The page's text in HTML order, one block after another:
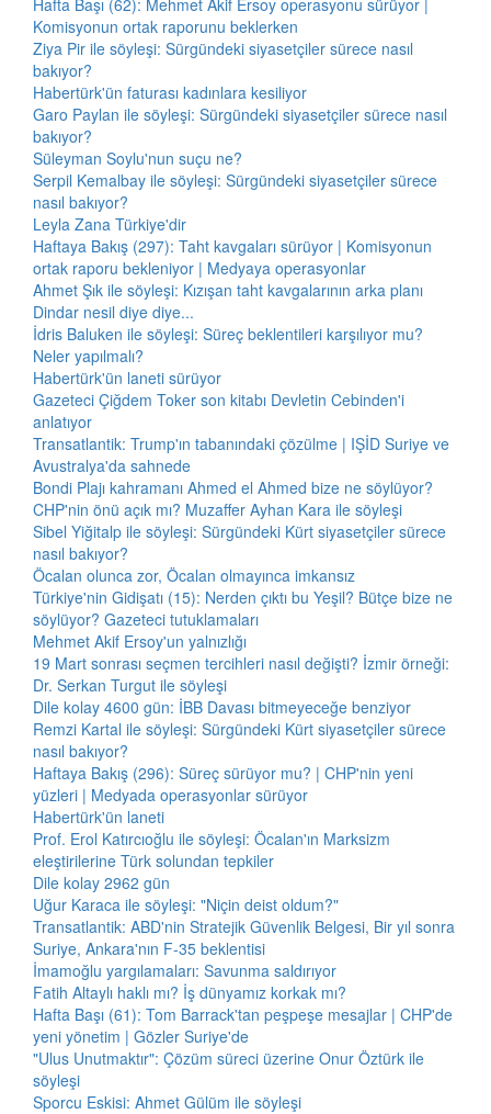
Hafta Başı (62): Mehmet Akif Ersoy operasyonu sürüyor |
Komisyonun ortak raporunu beklerken
Ziya Pir ile söyleşi: Sürgündeki siyasetçiler sürece nasıl
bakıyor?
Habertürk'ün faturası kadınlara kesiliyor
Garo Paylan ile söyleşi: Sürgündeki siyasetçiler sürece nasıl
bakıyor?
Süleyman Soylu'nun suçu ne?
Serpil Kemalbay ile söyleşi: Sürgündeki siyasetçiler sürece
nasıl bakıyor?
Leyla Zana Türkiye'dir
Haftaya Bakış (297): Taht kavgaları sürüyor | Komisyonun
ortak raporu bekleniyor | Medyaya operasyonlar
Ahmet Şık ile söyleşi: Kızışan taht kavgalarının arka planı
Dindar nesil diye diye...
İdris Baluken ile söyleşi: Süreç beklentileri karşılıyor mu?
Neler yapılmalı?
Habertürk'ün laneti sürüyor
Gazeteci Çiğdem Toker son kitabı Devletin Cebinden'i
anlatıyor
Transatlantik: Trump'ın tabanındaki çözülme | IŞİD Suriye ve
Avustralya'da sahnede
Bondi Plajı kahramanı Ahmed el Ahmed bize ne söylüyor?
CHP'nin önü açık mı? Muzaffer Ayhan Kara ile söyleşi
Sibel Yiğitalp ile söyleşi: Sürgündeki Kürt siyasetçiler sürece
nasıl bakıyor?
Öcalan olunca zor, Öcalan olmayınca imkansız
Türkiye'nin Gidişatı (15): Nerden çıktı bu Yeşil? Bütçe bize ne
söylüyor? Gazeteci tutuklamaları
Mehmet Akif Ersoy'un yalnızlığı
19 Mart sonrası seçmen tercihleri nasıl değişti? İzmir örneği:
Dr. Serkan Turgut ile söyleşi
Dile kolay 4600 gün: İBB Davası bitmeyeceğe benziyor
Remzi Kartal ile söyleşi: Sürgündeki Kürt siyasetçiler sürece
nasıl bakıyor?
Haftaya Bakış (296): Süreç sürüyor mu? | CHP'nin yeni
yüzleri | Medyada operasyonlar sürüyor
Habertürk'ün laneti
Prof. Erol Katırcıoğlu ile söyleşi: Öcalan'ın Marksizm
eleştirilerine Türk solundan tepkiler
Dile kolay 2962 gün
Uğur Karaca ile söyleşi: "Niçin deist oldum?"
Transatlantik: ABD'nin Stratejik Güvenlik Belgesi, Bir yıl sonra
Suriye, Ankara'nın F-35 beklentisi
İmamoğlu yargılamaları: Savunma saldırıyor
Fatih Altaylı haklı mı? İş dünyamız korkak mı?
Hafta Başı (61): Tom Barrack'tan peşpeşe mesajlar | CHP'de
yeni yönetim | Gözler Suriye'de
"Ulus Unutmaktır": Çözüm süreci üzerine Onur Öztürk ile
söyleşi
Sporcu Eskisi: Ahmet Gülüm ile söyleşi